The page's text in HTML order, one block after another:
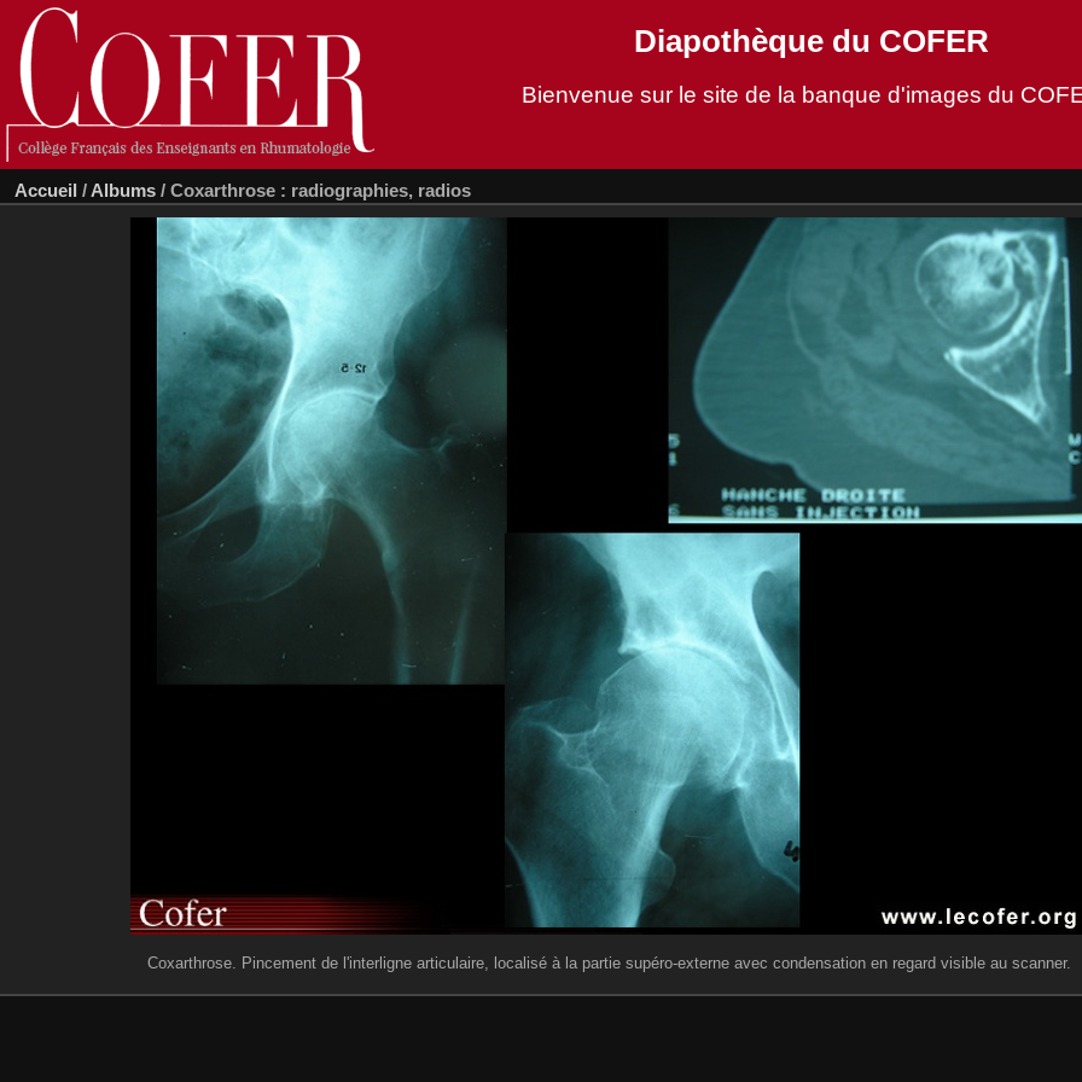
Diapothèque du COFER
Bienvenue sur le site de la banque d'images du
Accueil / Albums / Coxarthrose : radiographies, radios
Coxarthrose. Pincement de l'interligne articulaire, localisé à la partie supéro-externe avec condensation en regard visible au scanner.